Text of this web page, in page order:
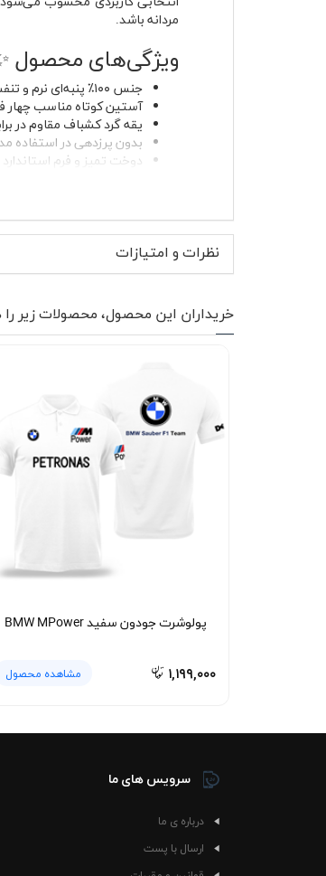
مردانه باشد.
ویژگی‌های محصول
جنس ۱۰۰٪ پنبه‌ای نرم و تنفس‌پذیر
آستین کوتاه مناسب چهار
یقه گرد کشباف مقاوم در
بدون پرزدهی در استفاده
دوخت تمیز و فرم
پارچه پنبه‌ای استفاده‌شده در
سنگینی یا گرمای آزاردهنده
طراحی شده که بعد از چندین
لباسی قابل اعتماد برای استفاده
نیمه‌رسمی‌تر می‌توانید تیشرت
سویشرت عملکرد بسیار خوبی
موارد استفاده و
این تیشرت برای استفاده
می‌توان روی آن حساب کرد. فرم
ترکیب این تیشرت با آیتم‌های
تیشرت پنبه ای سفید کمپ به
ثابت روزهای پرتکرار شما شود؛
نحوه شستشو و
برای حفظ کیفیت پارچه
استفاده از شوینده ملایم و خشک
از دست ندهد. با رعایت این
در نهایت، این تیشرت آستین
نظرات و امتیازات
خریداران این محصول، محصولات زیر
پولوشرت جودون سفید BMW MPower
۱,۱۹۹,۰۰۰ مشاهده محصول
سرویس های ما
درباره ی ما
ارسال با پست